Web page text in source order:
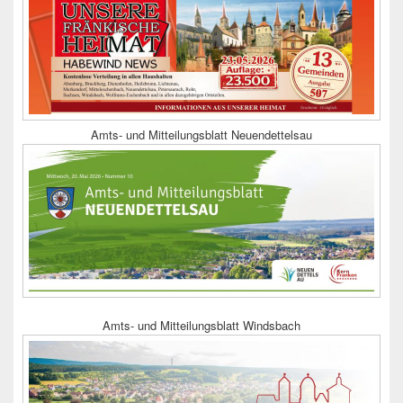
Amts- und Mitteilungsblatt Neuendettelsau
Amts- und Mitteilungsblatt Windsbach